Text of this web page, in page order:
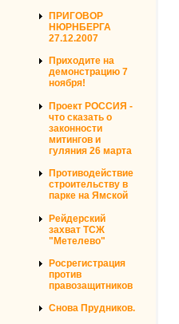
ПРИГОВОР
НЮРНБЕРГА
27.12.2007
Приходите на
демонстрацию 7
ноября!
Проект РОССИЯ -
что сказать о
законности
митингов и
гуляния 26 марта
Противодействие
строительству в
парке на Ямской
Рейдерский
захват ТСЖ
"Метелево"
Росрегистрация
против
правозащитников
Снова Прудников.